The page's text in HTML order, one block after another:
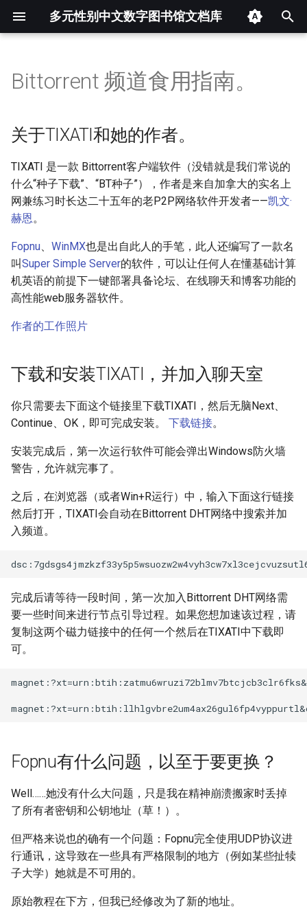
多元性别中文数字图书馆文档库
始
搜
索
伪娘与性转相关漫画存档库
变身文学与小说存档库一（非
限制级，未分类） 数据分析
变身文学与小说存档库三（非
限制级，持续更新） 数据分
析
成人变身文学与小说存档库
（限制级） 数据分析
人与限制级） 数据分析
（限制级） 数据分析
跨性别与多元性别文档档案库
数据分析
跨性别与多元性别新闻网页档
案库 数据分析
阉割与去势相关文档与小说
（限制级） 数据分析
Eunuch
隐秘的现代自阉者（
Femboy
解码Z世代的"男娘现象"：
Fiction
🌸扶她文化完全解析：当
镜中自我：变身小说的起
流派与思辨
Transgender
记忆的边界：全球跨性别
2025 中国大陆及港澳台跨
别社群生存现状简报
从病理化到多元认同：中
陆跨性别政策法规与医疗
关于TIXATI和她的作者。
下载和安装TIXATI，并加入聊
天室
Fopnu有什么问题，以至于要
更换？
Bittorrent 频道食用指南。
关于TIXATI和她的作者。
TIXATI 是一款 Bittorrent客户端软件（没错就是我们常说的
什么“种子下载”、“BT种子”），作者是来自加拿大的实名上
网兼练习时长达二十五年的老P2P网络软件开发者——凯文·
赫恩。
Fopnu、 WinMX也是出自此人的手笔，此人还编写了一款名
叫Super Simple Server的软件，可以让任何人在懂基础计算
机英语的前提下一键部署具备论坛、在线聊天和博客功能的
高性能web服务器软件。
作者的工作照片
下载和安装TIXATI，并加入聊天室
你只需要去下面这个链接里下载TIXATI，然后无脑Next、
Continue、OK，即可完成安装。 下载链接。
安装完成后，第一次运行软件可能会弹出Windows防火墙
警告，允许就完事了。
之后，在浏览器（或者Win+R运行）中，输入下面这行链接
然后打开，TIXATI会自动在Bittorrent DHT网络中搜索并加
入频道。
完成后请等待一段时间，第一次加入Bittorrent DHT网络需
要一些时间来进行节点引导过程。如果您想加速该过程，请
复制这两个磁力链接中的任何一个然后在TIXATI中下载即
可。
Fopnu有什么问题，以至于要更换？
Well……她没有什么大问题，只是我在精神崩溃搬家时丢掉
了所有者密钥和公钥地址（草！）。
但严格来说也的确有一个问题：Fopnu完全使用UDP协议进
行通讯，这导致在一些具有严格限制的地方（例如某些扯犊
子大学）她就是不可用的。
原始教程在下方，但我已经修改为了新的地址。